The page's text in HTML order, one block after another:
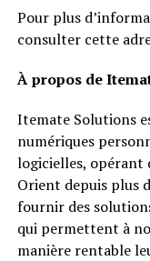
Pour plus
consulter cette
À propos de
Itemate Solutions
numériques
logicielles, opérant
Orient depuis plus
fournir des
qui permettent à
manière rentable